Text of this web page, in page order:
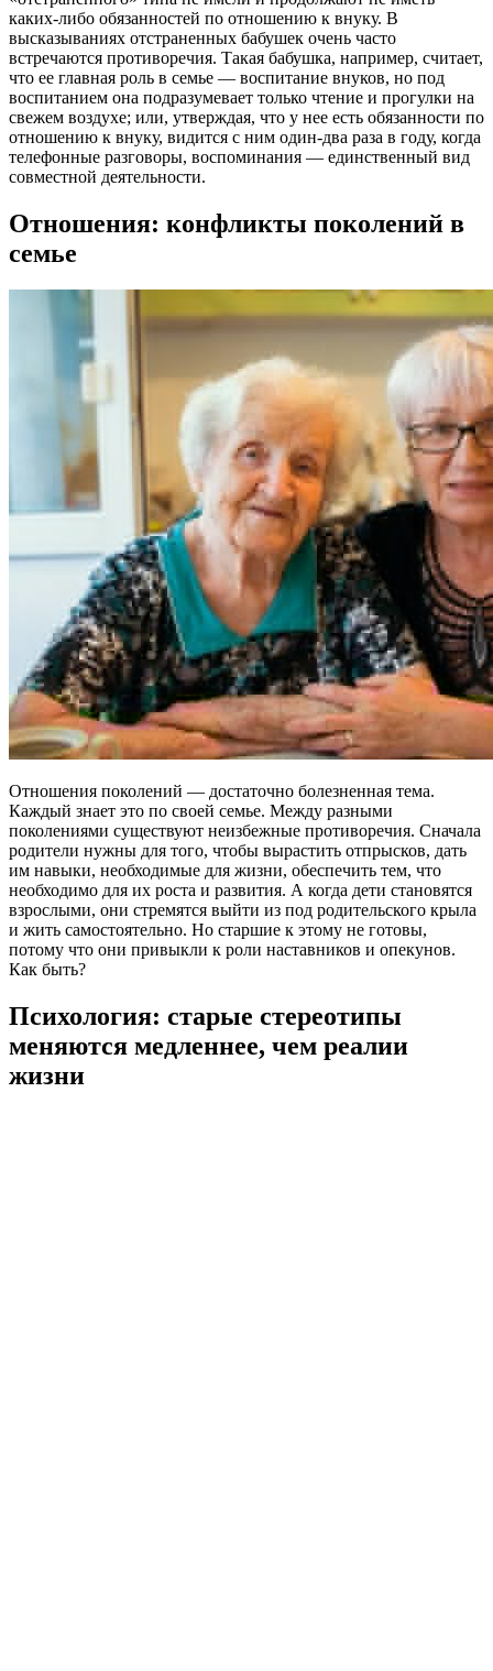
каких-либо обязанностей по отношению к внуку. В
высказываниях отстраненных бабушек очень часто
встречаются противоречия. Такая бабушка, например, считает,
что ее главная роль в семье — воспитание внуков, но под
воспитанием она подразумевает только чтение и прогулки на
свежем воздухе; или, утверждая, что у нее есть обязанности по
отношению к внуку, видится с ним один-два раза в году, когда
телефонные разговоры, воспоминания — единственный вид
совместной деятельности.
Отношения: конфликты поколений в
семье
Отношения поколений — достаточно болезненная тема.
Каждый знает это по своей семье. Между разными
поколениями существуют неизбежные противоречия. Сначала
родители нужны для того, чтобы вырастить отпрысков, дать
им навыки, необходимые для жизни, обеспечить тем, что
необходимо для их роста и развития. А когда дети становятся
взрослыми, они стремятся выйти из под родительского крыла
и жить самостоятельно. Но старшие к этому не готовы,
потому что они привыкли к роли наставников и опекунов.
Как быть?
Психология: старые стереотипы
меняются медленнее, чем реалии
жизни